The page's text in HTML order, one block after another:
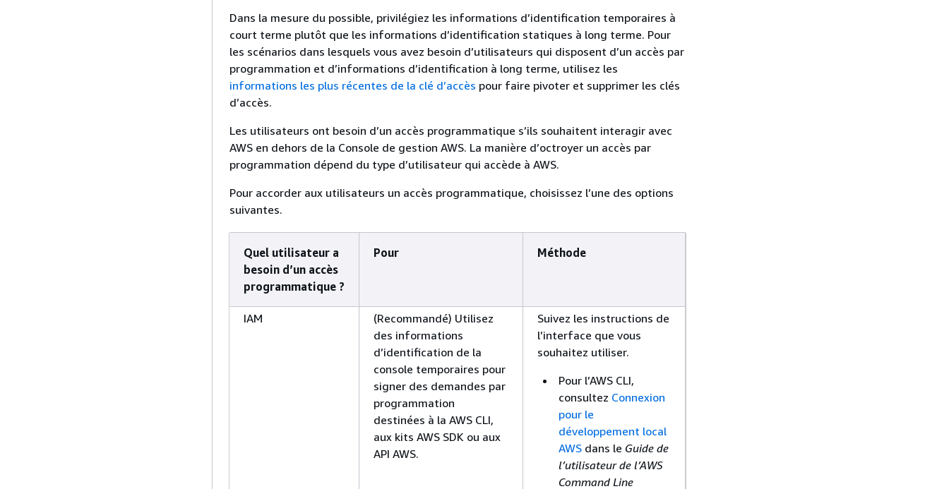
Dans la mesure du possible, privilégiez les informations d’identification temporaires à
court terme plutôt que les informations d’identification statiques à long terme. Pour
les scénarios dans lesquels vous avez besoin d’utilisateurs qui disposent d’un accès par
programmation et d’informations d’identification à long terme, utilisez les
informations les plus récentes de la clé d’accès pour faire pivoter et supprimer les clés
d’accès.
Les utilisateurs ont besoin d’un accès programmatique s’ils souhaitent interagir avec
AWS en dehors de la Console de gestion AWS. La manière d’octroyer un accès par
programmation dépend du type d’utilisateur qui accède à AWS.
Pour accorder aux utilisateurs un accès programmatique, choisissez l’une des options
suivantes.
Quel utilisateur a
besoin d’un accès
programmatique ?
Pour Méthode
IAM
(Recommandé) Utilisez
des informations
d’identification de la
console temporaires pour
signer des demandes par
programmation
destinées à la AWS CLI,
aux kits AWS SDK ou aux
API AWS.
Suivez les instructions de
l’interface que vous
souhaitez utiliser.
Pour l’AWS CLI,
consultez Connexion
pour le
développement local
AWS dans le Guide de
l’utilisateur de l’AWS
Command Line